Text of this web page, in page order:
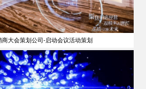
商大会策划公司-启动会议活动策划